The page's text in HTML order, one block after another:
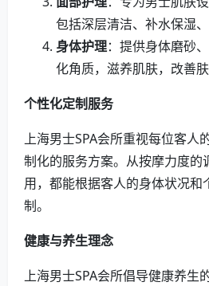
包括深层清洁、补水保湿、
身体护理：提供身体磨砂
化角质，滋养肌肤，改善肤
个性化定制服务
上海男士SPA会所重视每位客人
制化的服务方案。从按摩力度的
用，都能根据客人的身体状况和
制。
健康与养生理念
上海男士SPA会所倡导健康养生